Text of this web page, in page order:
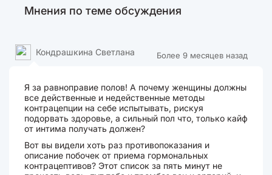
Мнения по теме обсуждения
Более 9 месяцев назад
Кондрашкина Светлана
Я за равноправие полов! А почему женщины должны
все действенные и недейственные методы
контрацепции на себе испытывать, рискуя
подорвать здоровье, а сильный пол что, только кайф
от интима получать должен?
Вот вы видели хоть раз противопоказания и
описание побочек от приема гормональных
контрацептивов? Этот список за пять минут не